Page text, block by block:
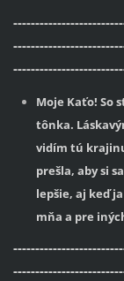
Moje Kaťo! So
tônka.
vidím tú
prešla, aby si
lepšie, aj keď
mňa a pre